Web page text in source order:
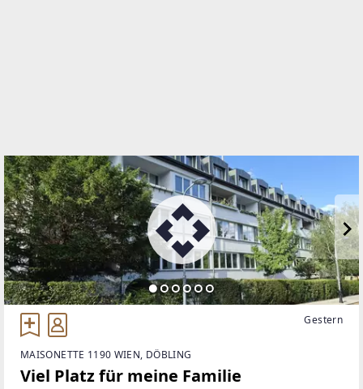
Gestern
MAISONETTE 1190 WIEN, DÖBLING
Viel Platz für meine Familie